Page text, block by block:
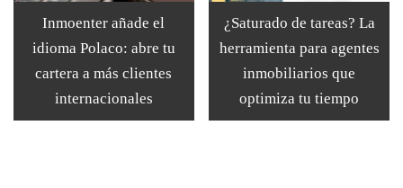
Inmoenter añade el
idioma Polaco: abre tu
cartera a más clientes
internacionales
¿Saturado de tareas? La
herramienta para agentes
inmobiliarios que
optimiza tu tiempo